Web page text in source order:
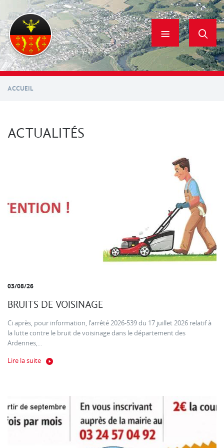
contenu
principal
ACCUEIL
ACTUALITÉS
03/08/26
BRUITS DE VOISINAGE
Ci après, pour information, l’arrêté 2026-539 du 17 juillet 2026 relatif à
la lutte contre le bruit de voisinage dans le département des
Ardennes,...
Lire la suite